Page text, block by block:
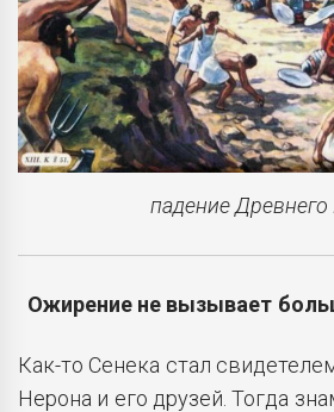
падение
Ожирение не вызывает
Как-то Сенека стал
Нерона и его друзей. Тогда